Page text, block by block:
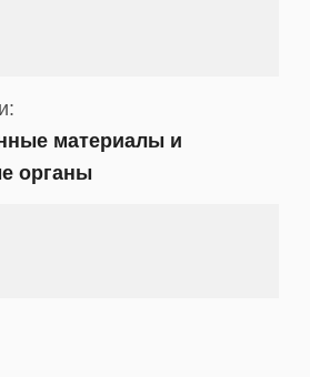
материалы и
органы